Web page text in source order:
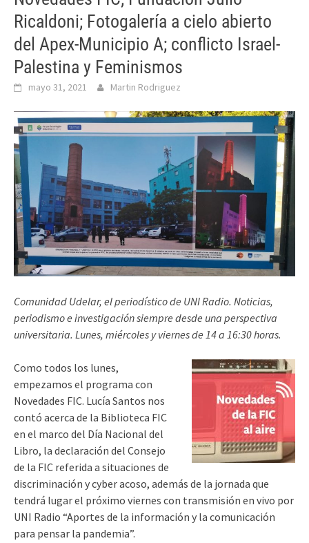
Ricaldoni; Fotogalería a cielo abierto
del Apex-Municipio A; conflicto Israel-
Palestina y Feminismos
mayo 31, 2021 Martin Rodriguez
Comunidad Udelar, el periodístico de UNI Radio. Noticias,
periodismo e investigación siempre desde una perspectiva
universitaria. Lunes, miércoles y viernes de 14 a 16:30 horas.
Como todos los lunes,
empezamos el programa con
Novedades FIC. Lucía Santos nos
contó acerca de la Biblioteca FIC
en el marco del Día Nacional del
Libro, la declaración del Consejo
de la FIC referida a situaciones de
discriminación y cyber acoso, además de la jornada que
tendrá lugar el próximo viernes con transmisión en vivo por
UNI Radio “Aportes de la información y la comunicación
para pensar la pandemia”.